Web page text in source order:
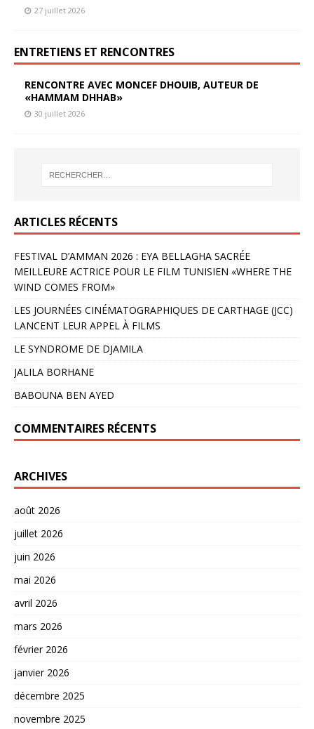
27 juillet 2026
ENTRETIENS ET RENCONTRES
RENCONTRE AVEC MONCEF DHOUIB, AUTEUR DE
«HAMMAM DHHAB»
30 juillet 2026
ARTICLES RÉCENTS
FESTIVAL D’AMMAN 2026 : EYA BELLAGHA SACRÉE
MEILLEURE ACTRICE POUR LE FILM TUNISIEN «WHERE THE
WIND COMES FROM»
LES JOURNÉES CINÉMATOGRAPHIQUES DE CARTHAGE (JCC)
LANCENT LEUR APPEL À FILMS
LE SYNDROME DE DJAMILA
JALILA BORHANE
BABOUNA BEN AYED
COMMENTAIRES RÉCENTS
ARCHIVES
août 2026
juillet 2026
juin 2026
mai 2026
avril 2026
mars 2026
février 2026
janvier 2026
décembre 2025
novembre 2025